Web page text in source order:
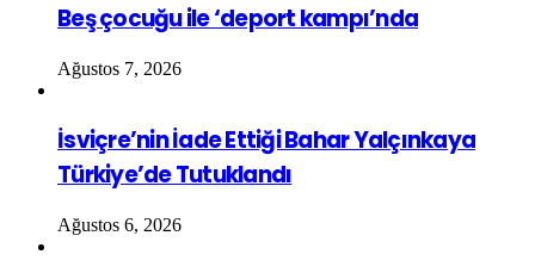
Beş çocuğu ile ‘deport kampı’nda
Ağustos 7, 2026
İsviçre’nin İade Ettiği Bahar Yalçınkaya
Türkiye’de Tutuklandı
Ağustos 6, 2026